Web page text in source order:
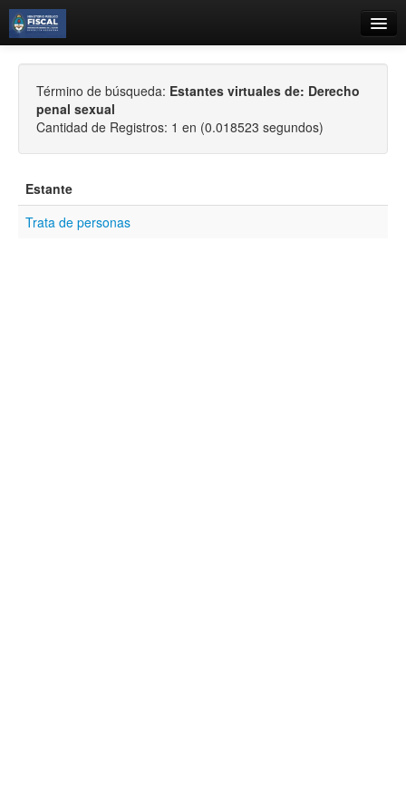
Búsqueda Avanzada
Estantes Virtuales
Contacto
Término de búsqueda: Estantes virtuales de: Derecho
penal sexual
Cantidad de Registros: 1 en (0.018523 segundos)
Estante
Trata de personas